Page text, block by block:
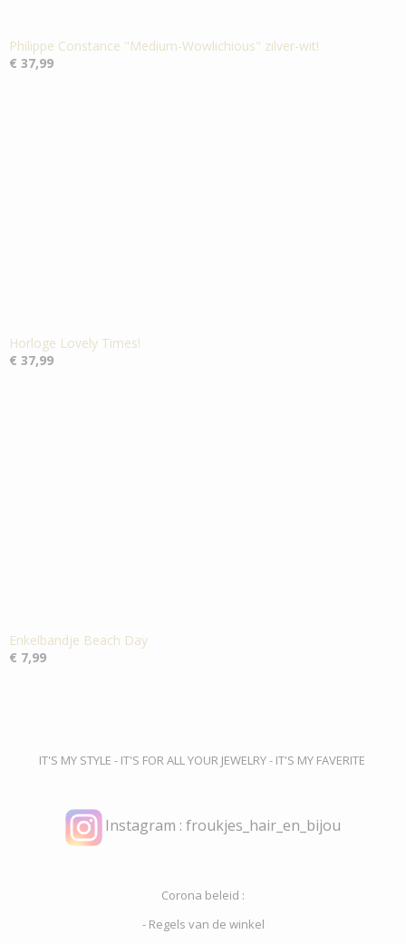
Philippe Constance "Medium-Wowlichious" zilver-wit!
€ 37,99
Horloge Lovely Times!
€ 37,99
Enkelbandje Beach Day
€ 7,99
IT'S MY STYLE - IT'S FOR ALL YOUR JEWELRY - IT'S MY FAVERITE
Instagram : froukjes_hair_en_bijou
Corona beleid :
- Regels van de winkel